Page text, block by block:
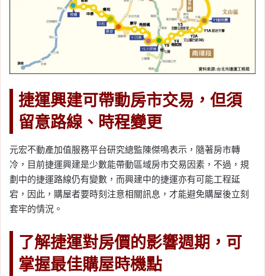
捷運興建可帶動房市交易，但須
留意路線、時程變更
元宏不動產加值服務平台研究總監陳傑鳴表示，隨著房市轉
冷，目前捷運興建是少數能帶動區域房市交易因素，不過，規
劃中的捷運路線仍有變數，而興建中的捷運亦有可能工程延
宕，因此，購屋者要時刻注意相關訊息，才能避免購屋後立刻
套牢的情況。
了解捷運對房價的影響週期，可
掌握最佳購屋時機點